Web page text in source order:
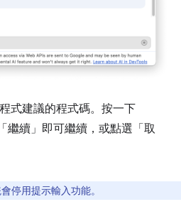
式建議的程式碼。按一下
繼續」 即可繼續，或點選「取
停用提示輸入功能。